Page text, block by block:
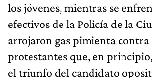
los jóvenes, mientras se
efectivos de la Policía de la
arrojaron gas pimienta contra
protestantes que, en
el triunfo del candidato